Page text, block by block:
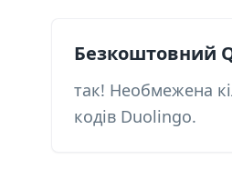
Безкоштовний
так! Необмежена
кодів Duolingo.